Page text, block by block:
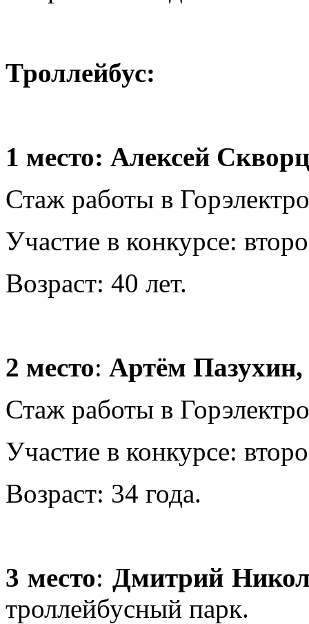
Троллейбус:
1 место: Алексей
Стаж работы в
Участие в конкурсе:
Возраст: 40 лет.
2 место: Артём Пазухин,
Стаж работы в
Участие в конкурсе:
Возраст: 34 года.
3 место: Дмитрий
троллейбусный парк.